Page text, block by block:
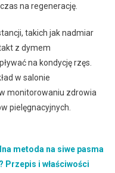
na regenerację.
takich jak nadmiar
z dymem
na kondycję rzęs.
w salonie
monitorowaniu zdrowia
pielęgnacyjnych.
metoda na siwe pasma
Przepis i właściwości